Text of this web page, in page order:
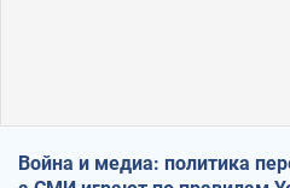
Война и медиа: политика